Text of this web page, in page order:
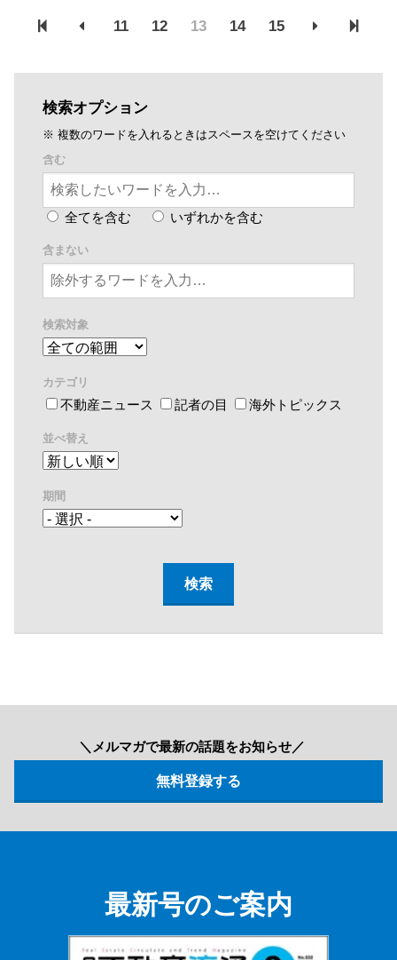
11 12 13 14 15
検索オプション
※ 複数のワードを入れるときはスペースを空けてください
含む
全てを含む いずれかを含む
含まない
検索対象
カテゴリ
不動産ニュース 記者の目 海外トピックス
並べ替え
期間
＼メルマガで最新の話題をお知らせ／
最新号のご案内